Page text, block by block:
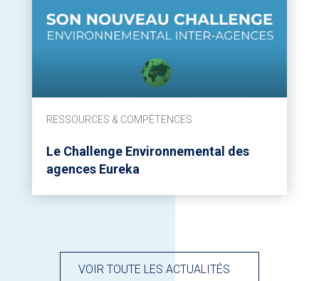
RESSOURCES & COMPÉTENCES
Le Challenge Environnemental des
agences Eureka
VOIR TOUTE LES ACTUALITÉS